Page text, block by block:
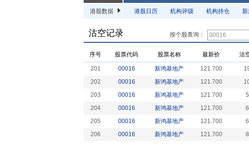
港股数据 港股日历 机构评级 机构持仓
沽空记录 按个股查询：
序号 股票代码 股票名称 最新价 沽
201 00016 新鸿基地产 121.700
202
00016 新鸿基地产 121.700
203
00016 新鸿基地产 121.700
204
00016 新鸿基地产 121.700
205
00016 新鸿基地产 121.700
206
00016 新鸿基地产 121.700